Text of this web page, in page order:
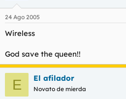
24 Ago 2005
Wireless
God save the queen!!
E El afilador
Novato de mierda